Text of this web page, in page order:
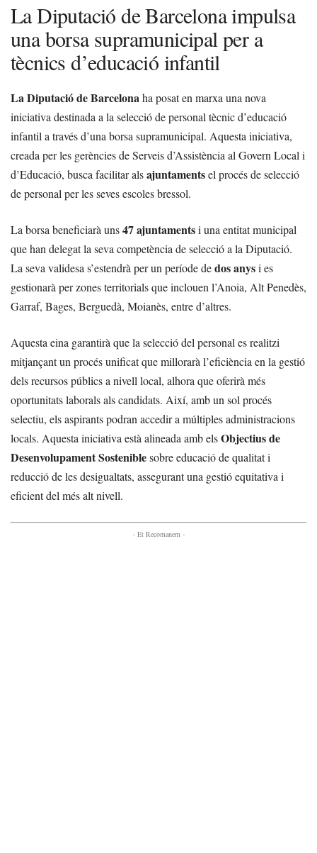
La Diputació de Barcelona impulsa
una borsa supramunicipal per a
tècnics d’educació infantil
La Diputació de Barcelonaha posat en marxa una nova
iniciativa destinada a la selecció de personal tècnic d’educació
infantil a través d’una borsa supramunicipal. Aquesta iniciativa,
creada per les gerències de Serveis d’Assistència al Govern Local i
d’Educació, busca facilitar alsajuntamentsel procés de selecció
de personal per les seves escoles bressol.
La borsa beneficiarà uns47 ajuntamentsi una entitat municipal
que han delegat la seva competència de selecció a la Diputació.
La seva validesa s’estendrà per un període dedos anysi es
gestionarà per zones territorials que inclouen l’Anoia, Alt Penedès,
Garraf, Bages, Berguedà, Moianès, entre d’altres.
Aquesta eina garantirà que la selecció del personal es realitzi
mitjançant un procés unificat que millorarà l’eficiència en la gestió
dels recursos públics a nivell local, alhora que oferirà més
oportunitats laborals als candidats. Així, amb un sol procés
selectiu, els aspirants podran accedir a múltiples administracions
locals. Aquesta iniciativa està alineada amb elsObjectius de
Desenvolupament Sosteniblesobre educació de qualitat i
reducció de les desigualtats, assegurant una gestió equitativa i
eficient del més alt nivell.
- Et Recomanem -